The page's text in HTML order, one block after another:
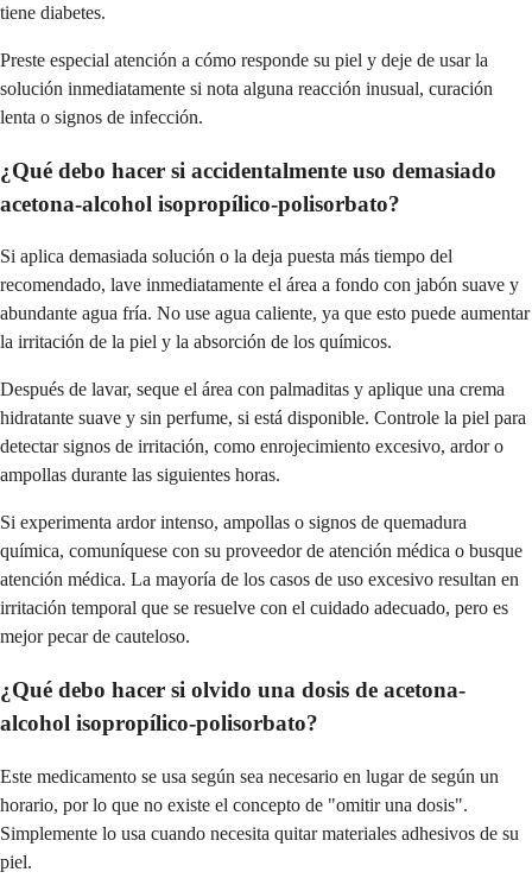
tiene diabetes.
Preste especial atención a cómo responde su piel y deje de usar la
solución inmediatamente si nota alguna reacción inusual, curación
lenta o signos de infección.
¿Qué debo hacer si accidentalmente uso demasiado
acetona-alcohol isopropílico-polisorbato?
Si aplica demasiada solución o la deja puesta más tiempo del
recomendado, lave inmediatamente el área a fondo con jabón suave y
abundante agua fría. No use agua caliente, ya que esto puede aumentar
la irritación de la piel y la absorción de los químicos.
Después de lavar, seque el área con palmaditas y aplique una crema
hidratante suave y sin perfume, si está disponible. Controle la piel para
detectar signos de irritación, como enrojecimiento excesivo, ardor o
ampollas durante las siguientes horas.
Si experimenta ardor intenso, ampollas o signos de quemadura
química, comuníquese con su proveedor de atención médica o busque
atención médica. La mayoría de los casos de uso excesivo resultan en
irritación temporal que se resuelve con el cuidado adecuado, pero es
mejor pecar de cauteloso.
¿Qué debo hacer si olvido una dosis de acetona-
alcohol isopropílico-polisorbato?
Este medicamento se usa según sea necesario en lugar de según un
horario, por lo que no existe el concepto de "omitir una dosis".
Simplemente lo usa cuando necesita quitar materiales adhesivos de su
piel.